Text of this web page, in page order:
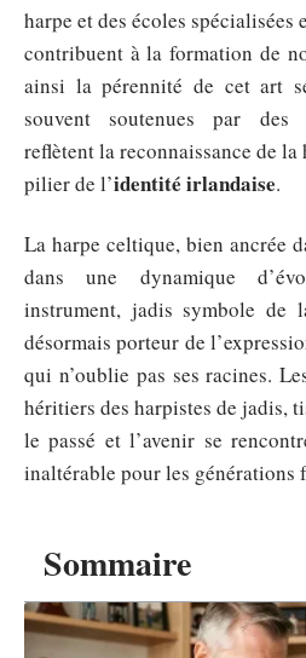
Sommaire
harpe et des écoles
contribuent à la formation de
ainsi la pérennité de cet art
souvent soutenues par des
reflètent la reconnaissance de
pilier de l’identité irlandaise.
La harpe celtique, bien ancrée
dans une dynamique
instrument, jadis symbole de
désormais porteur de
qui n’oublie pas ses racines.
héritiers des harpistes de jadis,
le passé et l’avenir se
inaltérable pour les générations